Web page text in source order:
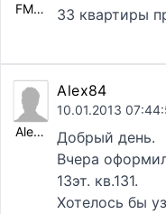
FMAX 33 квартиры
Alex84
Alex84
10.01.2013
Добрый день.
Вчера
13эт. кв.131.
Хотелось бы